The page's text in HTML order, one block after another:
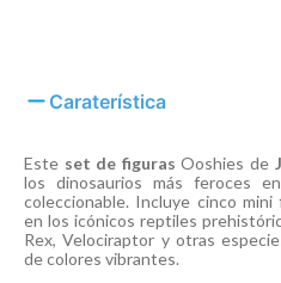
Caraterística
Este set de figuras Ooshies de
los dinosaurios más feroces
coleccionable. Incluye cinco
en los icónicos reptiles
Rex, Velociraptor y otras
de colores vibrantes.